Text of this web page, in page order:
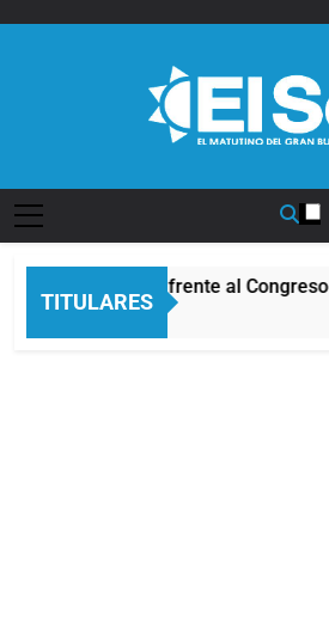
TITULARES
Incidentes frente al
6 Horas Atrás